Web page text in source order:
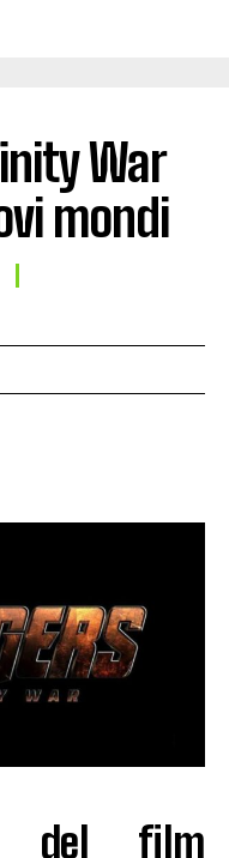
War
mondi
del film